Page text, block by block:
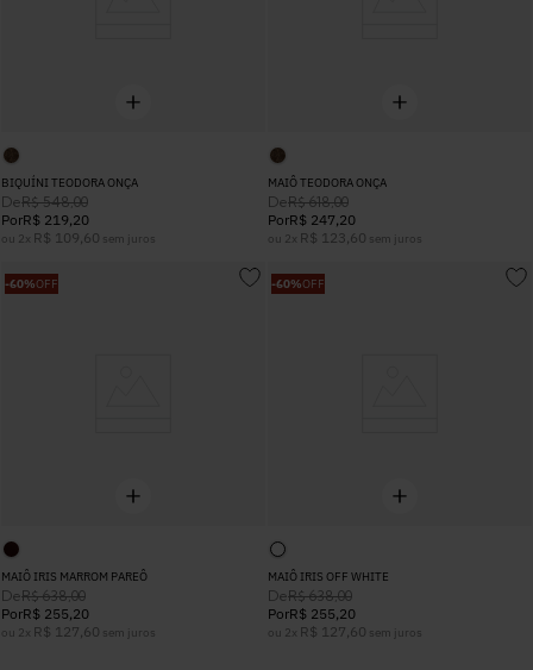
BIQUÍNI TEODORA ONÇA
DeR$ 548,00
PorR$ 219,20
ou 2 x R$ 109,60 sem juros
MAIÔ TEODORA ONÇA
DeR$ 618,00
PorR$ 247,20
ou 2 x R$ 123,60 sem juros
-60%OFF
MAIÔ IRIS MARROM PAREÔ
DeR$ 638,00
PorR$ 255,20
ou 2 x R$ 127,60 sem juros
-60%OFF
MAIÔ IRIS OFF WHITE
DeR$ 638,00
PorR$ 255,20
ou 2 x R$ 127,60 sem juros